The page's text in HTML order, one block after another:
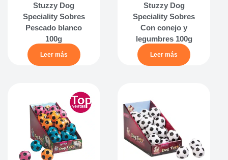
Stuzzy Dog
Speciality Sobres
Pescado blanco
100g
Leer más
Stuzzy Dog
Speciality Sobres
Con conejo y
legumbres 100g
Leer más